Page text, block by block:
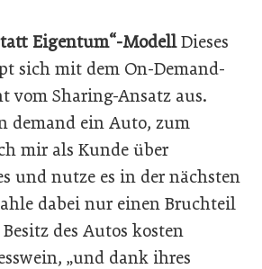
Eigentum“-ModellDieses
sich mit dem On-Demand-
vom Sharing-Ansatz aus.
demand ein Auto, zum
mir als Kunde über
und nutze es in der nächsten
dabei nur einen Bruchteil
Besitz des Autos kosten
„und dank ihres